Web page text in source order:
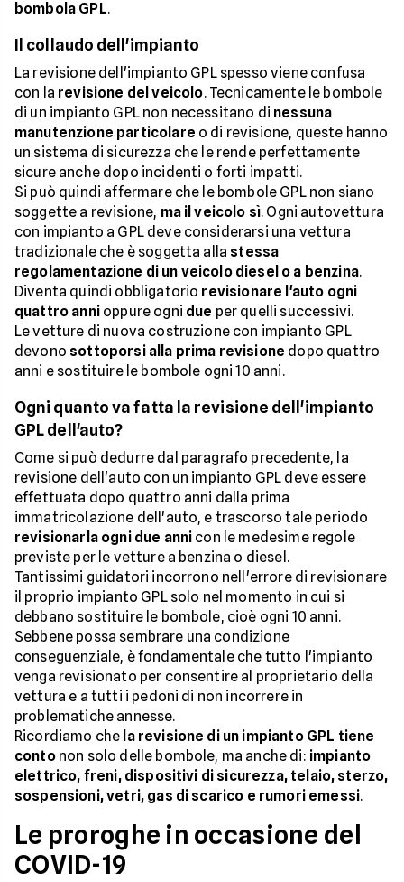
bombola GPL.
Il collaudo dell'impianto
La revisione dell'impianto GPL spesso viene confusa
con la revisione del veicolo. Tecnicamente le bombole
di un impianto GPL non necessitano di nessuna
manutenzione particolare o di revisione, queste hanno
un sistema di sicurezza che le rende perfettamente
sicure anche dopo incidenti o forti impatti.
Si può quindi affermare che le bombole GPL non siano
soggette a revisione, ma il veicolo sì. Ogni autovettura
con impianto a GPL deve considerarsi una vettura
tradizionale che è soggetta alla stessa
regolamentazione di un veicolo diesel o a benzina.
Diventa quindi obbligatorio revisionare l'auto ogni
quattro annioppure ogni due per quelli successivi.
Le vetture di nuova costruzione con impianto GPL
devono sottoporsi alla prima revisione dopo quattro
anni e sostituire le bombole ogni 10 anni.
Ogni quanto va fatta la revisione dell'impianto
GPL dell'auto?
Come si può dedurre dal paragrafo precedente, la
revisione dell'auto con un impianto GPL deve essere
effettuata dopo quattro anni dalla prima
immatricolazione dell'auto, e trascorso tale periodo
revisionarla ogni due anni con le medesime regole
previste per le vetture a benzina o diesel.
Tantissimi guidatori incorrono nell'errore di revisionare
il proprio impianto GPL solo nel momento in cui si
debbano sostituire le bombole, cioè ogni 10 anni.
Sebbene possa sembrare una condizione
conseguenziale, è fondamentale che tutto l'impianto
venga revisionato per consentire al proprietario della
vettura e a tutti i pedoni di non incorrere in
problematiche annesse.
Ricordiamo che la revisione di un impianto GPL tiene
contonon solo delle bombole, ma anche di: impianto
elettrico, freni, dispositivi di sicurezza, telaio, sterzo,
sospensioni, vetri, gas di scarico e rumori emessi.
Le proroghe in occasione del
COVID-19